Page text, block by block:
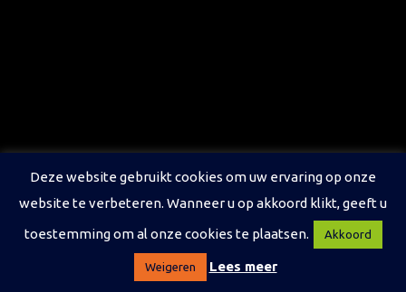
Deze website gebruikt cookies om uw ervaring op onze
website te verbeteren. Wanneer u op akkoord klikt, geeft u
toestemming om al onze cookies te plaatsen.
Akkoord
Weigeren Lees meer